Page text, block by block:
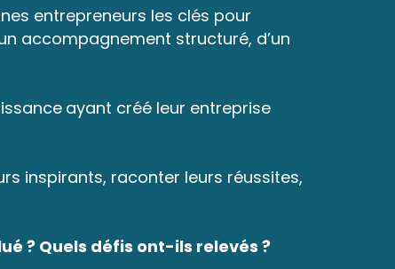
entrepreneurs les clés pour
accompagnement structuré, d’un
ayant créé leur entreprise
inspirants, raconter leurs réussites,
? Quels défis ont-ils relevés ?